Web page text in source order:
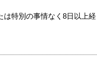
は特別の事情なく8日以上経